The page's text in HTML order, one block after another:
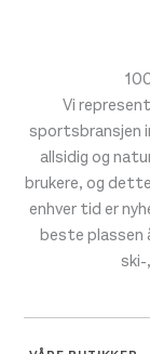
Vi
sportsbransjen
allsidig og
brukere, og
enhver tid er
beste plassen